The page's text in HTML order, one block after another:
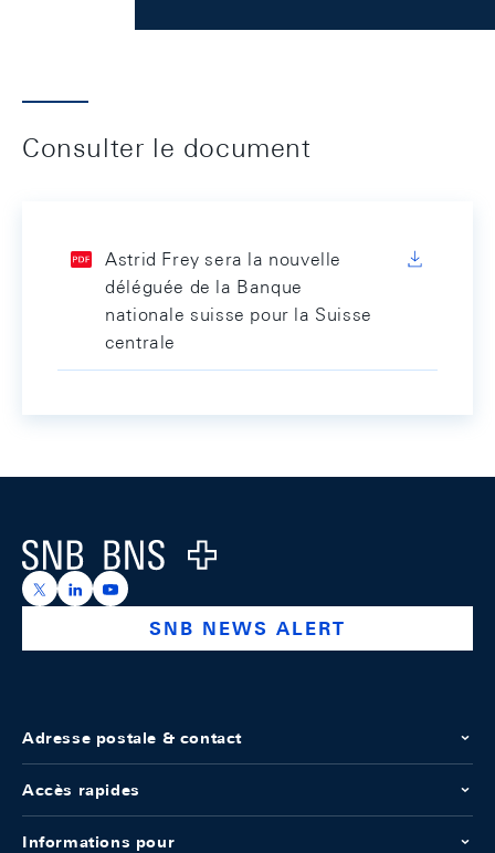
Consulter le document
Astrid Frey sera la nouvelle
déléguée de la Banque
nationale suisse pour la Suisse
centrale
Logo
https://x.com/snb_bns
https://ch.linkedin.com/company/swiss-national-
https://www.youtube.com/@swissnationalbank
SNB NEWS ALERT
Adresse postale & contact
Accès rapides
Informations pour